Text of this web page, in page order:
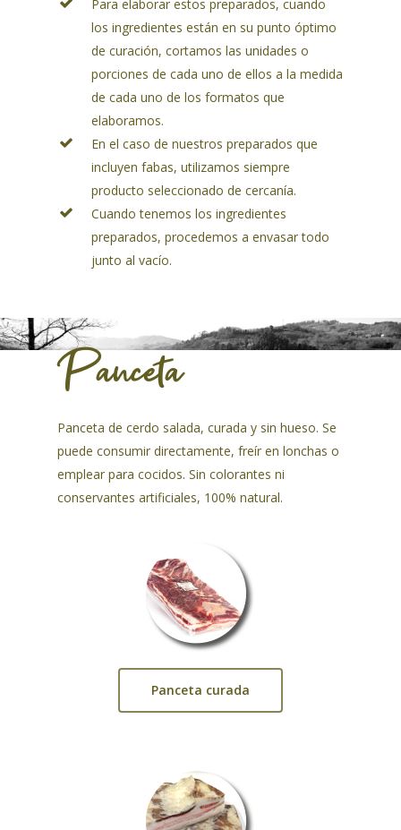
Para elaborar estos preparados, cuando
los ingredientes están en su punto óptimo
de curación, cortamos las unidades o
porciones de cada uno de ellos a la medida
de cada uno de los formatos que
elaboramos.
En el caso de nuestros preparados que
incluyen fabas, utilizamos siempre
producto seleccionado de cercanía.
Cuando tenemos los ingredientes
preparados, procedemos a envasar todo
junto al vacío.
Panceta
Panceta de cerdo salada, curada y sin hueso. Se
puede consumir directamente, freír en lonchas o
emplear para cocidos. Sin colorantes ni
conservantes artificiales, 100% natural.
Panceta curada